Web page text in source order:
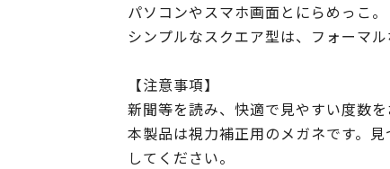
パソコンやスマホ画面とにらめっこ。
シンプルなスクエア型は、フォーマ
【注意事項】
新聞等を読み、快適で見やすい度数を
本製品は視力補正用のメガネです。
してください。